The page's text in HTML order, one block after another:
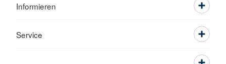
Informieren
Service